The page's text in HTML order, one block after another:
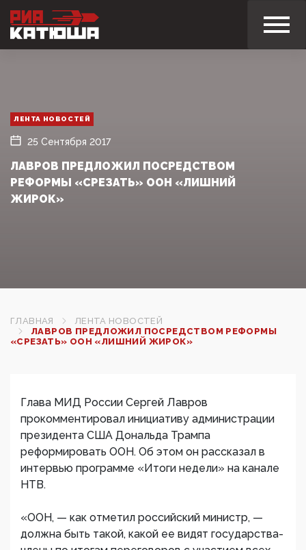
ЛЕНТА НОВОСТЕЙ
25 Сентября 2017
ЛАВРОВ ПРЕДЛОЖИЛ ПОСРЕДСТВОМ
РЕФОРМЫ «СРЕЗАТЬ» ООН «ЛИШНИЙ
ЖИРОК»
ГЛАВНАЯ
ЛЕНТА НОВОСТЕЙ
ЛАВРОВ ПРЕДЛОЖИЛ ПОСРЕДСТВОМ РЕФОРМЫ
«СРЕЗАТЬ» ООН «ЛИШНИЙ ЖИРОК»
Глава МИД России Сергей Лавров
прокомментировал инициативу администрации
президента США Дональда Трампа
реформировать ООН. Об этом он рассказал в
интервью программе «Итоги недели» на канале
НТВ.
«ООН, — как отметил российский министр, —
должна быть такой, какой ее видят государства-